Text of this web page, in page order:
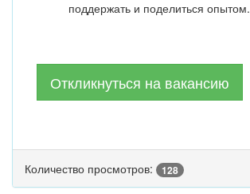
поддержать и поделиться опытом.
Откликнуться на вакансию
Количество просмотров: 128